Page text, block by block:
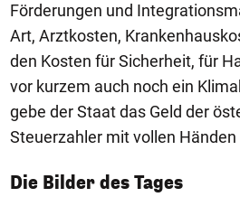
Förderungen und
Art, Arztkosten,
den Kosten für Sicherheit, für
vor kurzem auch noch ein
gebe der Staat das Geld der
Steuerzahler mit vollen Händen
Die Bilder des Tages
1/50